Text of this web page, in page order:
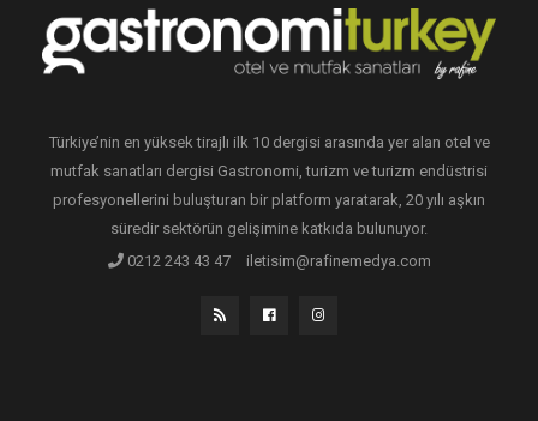
Türkiye’nin en yüksek tirajlı ilk 10 dergisi arasında yer alan otel ve
mutfak sanatları dergisi Gastronomi, turizm ve turizm endüstrisi
profesyonellerini buluşturan bir platform yaratarak, 20 yılı aşkın
süredir sektörün gelişimine katkıda bulunuyor.
0212 243 43 47
iletisim@rafinemedya.com